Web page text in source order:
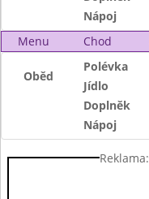
Nápoj
Menu
Chod
Oběd
Polévka
Jídlo
Doplněk
Nápoj
Reklama: